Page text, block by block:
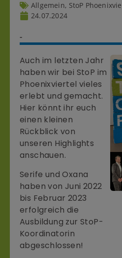
Allgemein, StoP
24.07.2024
-
Auch im letzten Jahr
haben wir bei StoP im
Phoenixviertel vieles
erlebt und gemacht.
Hier könnt ihr euch
einen kleinen
Rückblick von
unseren Highlights
anschauen.
Serife und Oxana
haben von Juni 2022
bis Februar 2023
erfolgreich die
Ausbildung zur StoP-
Koordinatorin
abgeschlossen!